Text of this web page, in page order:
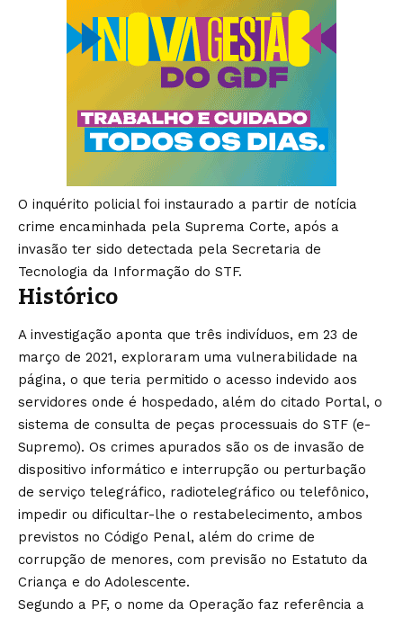
O inquérito policial foi instaurado a partir de notícia
crime encaminhada pela Suprema Corte, após a
invasão ter sido detectada pela Secretaria de
Tecnologia da Informação do STF.
Histórico
A investigação aponta que três indivíduos, em 23 de
março de 2021, exploraram uma vulnerabilidade na
página, o que teria permitido o acesso indevido aos
servidores onde é hospedado, além do citado Portal, o
sistema de consulta de peças processuais do STF (e-
Supremo). Os crimes apurados são os de invasão de
dispositivo informático e interrupção ou perturbação
de serviço telegráfico, radiotelegráfico ou telefônico,
impedir ou dificultar-lhe o restabelecimento, ambos
previstos no Código Penal, além do crime de
corrupção de menores, com previsão no Estatuto da
Criança e do Adolescente.
Segundo a PF, o nome da Operação faz referência a